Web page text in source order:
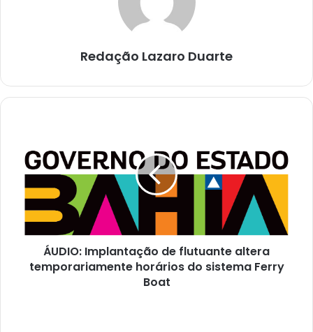
Redação Lazaro Duarte
flutuante
altera
temporariamente
sistema
ÁUDIO: Implantação de flutuante altera
temporariamente horários do sistema Ferry
Boat